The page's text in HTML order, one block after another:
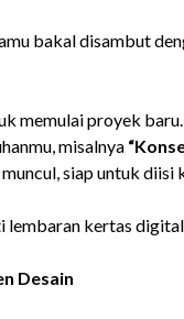
bakal disambut
memulai proyek baru.
misalnya
siap untuk diisi
lembaran kertas
Desain